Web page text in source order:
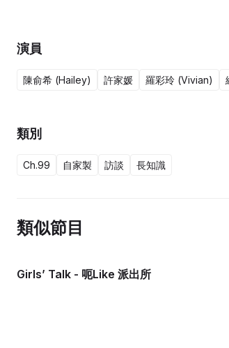
演員
陳俞希 (Hailey) 許家媛 羅彩玲 (Vivian)
類別
Ch.99 自家製 訪談 長知識
類似節目
Girls’ Talk - 呃Like 派出所